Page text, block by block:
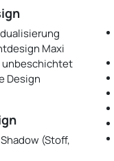
Maxi
Design
(Stoff,